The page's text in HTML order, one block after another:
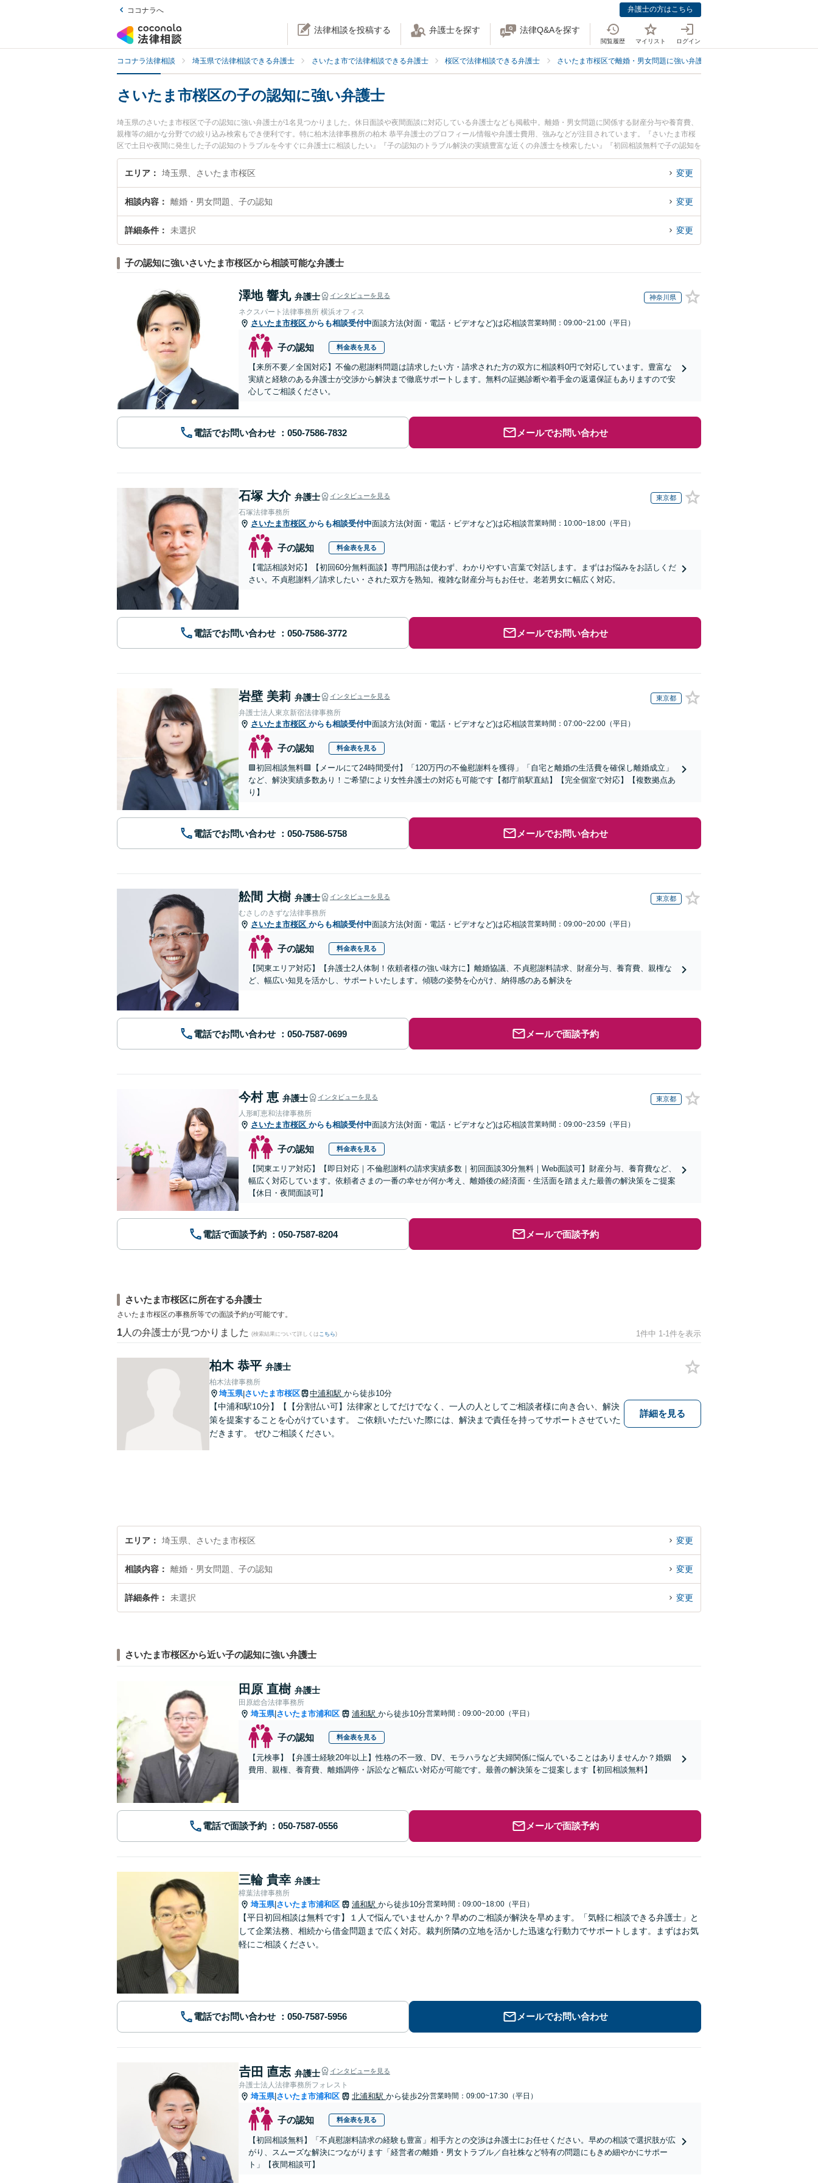
ココナラへ 弁護士の方はこちら
法律相談を投稿する 弁護士を探す 法律Q&Aを探す
閲覧履歴 マイリスト ログイン
ココナラ法律相談 埼玉県で法律相談できる弁護士 さいたま市で法律相談できる弁護士 桜区で法律相談できる弁護士 さいたま市桜区で離婚・男女問題に強い弁護士
さいたま市桜区の子の認知に強い弁護士
埼玉県のさいたま市桜区で子の認知に強い弁護士が1名見つかりました。休日面談や夜間面談に対応している弁護士なども掲載中。離婚・男女問題に関係する財産分与や養育費、
親権等の細かな分野での絞り込み検索もでき便利です。特に柏木法律事務所の柏木 恭平弁護士のプロフィール情報や弁護士費用、強みなどが注目されています。『さいたま市桜
区で土日や夜間に発生した子の認知のトラブルを今すぐに弁護士に相談したい』『子の認知のトラブル解決の実績豊富な近くの弁護士を検索したい』『初回相談無料で子の認知を
法律相談できるさいたま市桜区内の弁護士に相談予約したい』などでお困りの相談者さんにおすすめです。
エリア 埼玉県、さいたま市桜区 変更
相談内容 離婚・男女問題、子の認知 変更
詳細条件 未選択 変更
子の認知に強いさいたま市桜区から相談可能な弁護士
澤地 響丸 弁護士 インタビューを見る 神奈川県
ネクスパート法律事務所 横浜オフィス
さいたま市桜区 からも相談受付中面談方法(対面・電話・ビデオなど)は応相談営業時間：09:00~21:00（平日）
子の認知 料金表を見る
【来所不要／全国対応】不倫の慰謝料問題は請求したい方・請求された方の双方に相談料0円で対応しています。豊富な
実績と経験のある弁護士が交渉から解決まで徹底サポートします。無料の証拠診断や着手金の返還保証もありますので安
心してご相談ください。
電話でお問い合わせ メールでお問い合わせ
石塚 大介 弁護士 インタビューを見る 東京都
石塚法律事務所
さいたま市桜区 からも相談受付中面談方法(対面・電話・ビデオなど)は応相談営業時間：10:00~18:00（平日）
子の認知 料金表を見る
【電話相談対応】【初回60分無料面談】専門用語は使わず、わかりやすい言葉で対話します。まずはお悩みをお話しくだ
さい。不貞慰謝料／請求したい・された双方を熟知。複雑な財産分与もお任せ。老若男女に幅広く対応。
電話でお問い合わせ メールでお問い合わせ
岩壁 美莉 弁護士 インタビューを見る 東京都
弁護士法人東京新宿法律事務所
さいたま市桜区 からも相談受付中面談方法(対面・電話・ビデオなど)は応相談営業時間：07:00~22:00（平日）
子の認知 料金表を見る
🟩初回相談無料🟩【メールにて24時間受付】「120万円の不倫慰謝料を獲得」「自宅と離婚の生活費を確保し離婚成立」
など、解決実績多数あり！ご希望により女性弁護士の対応も可能です【都庁前駅直結】【完全個室で対応】【複数拠点あ
り】
電話でお問い合わせ メールでお問い合わせ
舩間 大樹 弁護士 インタビューを見る 東京都
むさしのきずな法律事務所
さいたま市桜区 からも相談受付中面談方法(対面・電話・ビデオなど)は応相談営業時間：09:00~20:00（平日）
子の認知 料金表を見る
【関東エリア対応】【弁護士2人体制！依頼者様の強い味方に】離婚協議、不貞慰謝料請求、財産分与、養育費、親権な
ど、幅広い知見を活かし、サポートいたします。傾聴の姿勢を心がけ、納得感のある解決を
電話でお問い合わせ メールで面談予約
今村 恵 弁護士 インタビューを見る 東京都
人形町恵和法律事務所
さいたま市桜区 からも相談受付中面談方法(対面・電話・ビデオなど)は応相談営業時間：09:00~23:59（平日）
子の認知 料金表を見る
【関東エリア対応】【即日対応｜不倫慰謝料の請求実績多数｜初回面談30分無料｜Web面談可】財産分与、養育費など、
幅広く対応しています。依頼者さまの一番の幸せが何か考え、離婚後の経済面・生活面を踏まえた最善の解決策をご提案
【休日・夜間面談可】
電話で面談予約 メールで面談予約
さいたま市桜区に所在する弁護士
さいたま市桜区の事務所等での面談予約が可能です。
1 人の弁護士が見つかりました (検索結果について詳しくは こちら) 1件中 1-1件を表示
柏木 恭平 弁護士
柏木法律事務所
埼玉県|さいたま市桜区 中浦和駅 から徒歩10分
【中浦和駅10分】【【分割払い可】法律家としてだけでなく、一人の人としてご相談者様に向き合い、解決
策を提案することを心がけています。 ご依頼いただいた際には、解決まで責任を持ってサポートさせていた
だきます。 ぜひご相談ください。
詳細を見る
エリア 埼玉県、さいたま市桜区 変更
相談内容 離婚・男女問題、子の認知 変更
詳細条件 未選択 変更
さいたま市桜区から近い子の認知に強い弁護士
田原 直樹 弁護士
田原総合法律事務所
埼玉県| さいたま市浦和区 浦和駅 から徒歩10分営業時間：09:00~20:00（平日）
子の認知 料金表を見る
【元検事】【弁護士経験20年以上】性格の不一致、DV、モラハラなど夫婦関係に悩んでいることはありませんか？婚姻
費用、親権、養育費、離婚調停・訴訟など幅広い対応が可能です。最善の解決策をご提案します【初回相談無料】
電話で面談予約 メールで面談予約
三輪 貴幸 弁護士
樟葉法律事務所
埼玉県| さいたま市浦和区 浦和駅 から徒歩10分営業時間：09:00~18:00（平日）
【平日初回相談は無料です】１人で悩んでいませんか？早めのご相談が解決を早めます。「気軽に相談できる弁護士」と
して企業法務、相続から借金問題まで広く対応。裁判所隣の立地を活かした迅速な行動力でサポートします。まずはお気
軽にご相談ください。
電話でお問い合わせ メールでお問い合わせ
𠮷田 直志 弁護士 インタビューを見る
弁護士法人法律事務所フォレスト
埼玉県| さいたま市浦和区 北浦和駅 から徒歩2分営業時間：09:00~17:30（平日）
子の認知 料金表を見る
【初回相談無料】「不貞慰謝料請求の経験も豊富」相手方との交渉は弁護士にお任せください。早めの相談で選択肢が広
がり、スムーズな解決につながります「経営者の離婚・男女トラブル／自社株など特有の問題にもきめ細やかにサポー
ト」【夜間相談可】